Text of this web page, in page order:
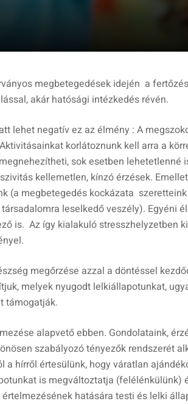
megbetegedések idején a
akár hatósági intézkedés révén.
lehet negatív ez az élmény : A
korlátoznunk kell arra a
sok esetben
kellemetlen, kínzó érzések.
(a megbetegedés kockázata
leselkedő veszély). Egyéni
is. Az így kialakuló stresszhelyzetben
megőrzése azzal a döntéssel
melyek nyugodt lelkiállapotunkat,
támogatják.
alapvető ebben. Gondolataink,
szabályozó tényezők rendszerét
a hírről értesülünk, hogy váratlan
is megváltoztatja (felélénkülünk)
hatására testi és lelki